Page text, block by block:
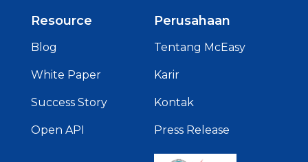
Resource
Blog
White Paper
Success Story
Open API
Perusahaan
Tentang McEasy
Karir
Kontak
Press Release